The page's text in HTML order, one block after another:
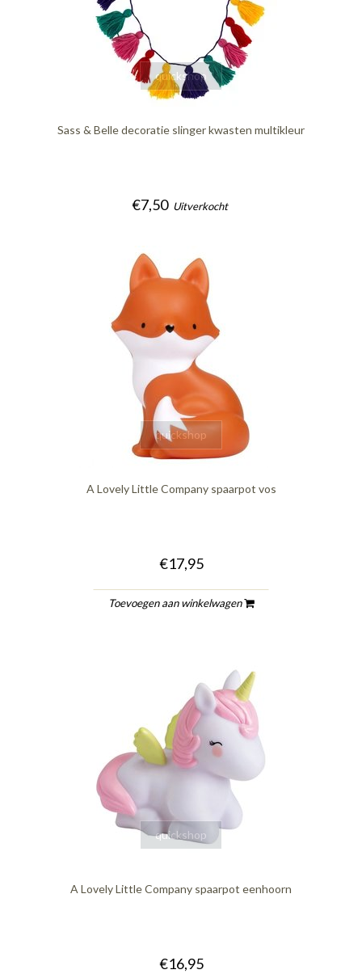
quickshop
Sass & Belle decoratie slinger kwasten multikleur
€7,50 Uitverkocht
quickshop
A Lovely Little Company spaarpot vos
€17,95
Toevoegen aan winkelwagen
quickshop
A Lovely Little Company spaarpot eenhoorn
€16,95